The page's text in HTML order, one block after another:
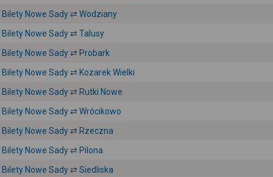
Bilety Nowe Sady ⇄ Wodziany
Bilety Nowe Sady ⇄ Talusy
Bilety Nowe Sady ⇄ Probark
Bilety Nowe Sady ⇄ Kozarek Wielki
Bilety Nowe Sady ⇄ Rutki Nowe
Bilety Nowe Sady ⇄ Wrócikowo
Bilety Nowe Sady ⇄ Rzeczna
Bilety Nowe Sady ⇄ Pilona
Bilety Nowe Sady ⇄ Siedliska